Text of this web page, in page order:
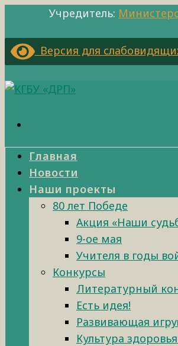
Учредитель:
Версия для
Главная
Новости
Наши проекты
80 лет Победе
Акция «Наши
9-ое мая
Учителя в годы
Конкурсы
Литературный
Есть идея!
Развивающая
Культура